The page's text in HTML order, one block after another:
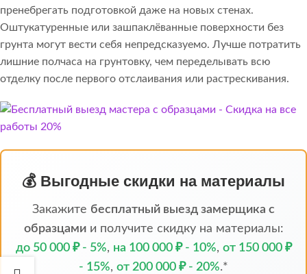
пренебрегать подготовкой даже на новых стенах.
Оштукатуренные или зашпаклёванные поверхности без
грунта могут вести себя непредсказуемо. Лучше потратить
лишние полчаса на грунтовку, чем переделывать всю
отделку после первого отслаивания или растрескивания.
💰 Выгодные скидки на материалы
Закажите бесплатный выезд замерщика с
образцамии получите скидку на материалы:
до 50 000 ₽ - 5%, на 100 000 ₽ - 10%, от 150 000 ₽
- 15%, от 200 000 ₽ - 20%.*